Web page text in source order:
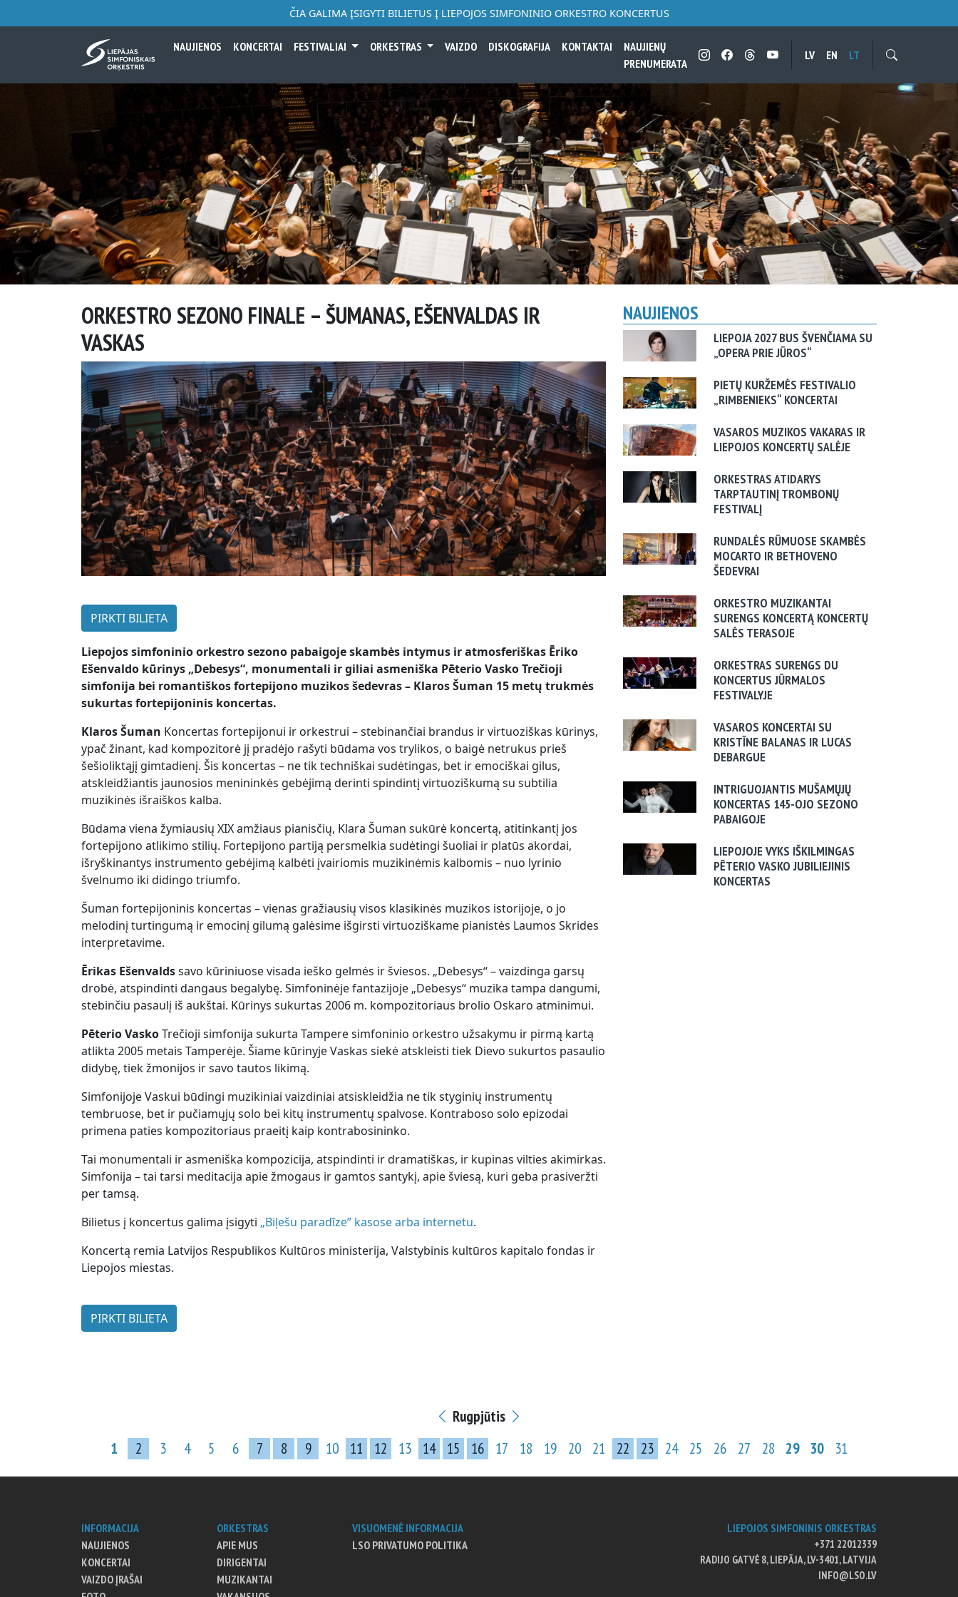
ČIA GALIMA ĮSIGYTI BILIETUS Į LIEPOJOS SIMFONINIO ORKESTRO KONCERTUS
NAUJIENOS KONCERTAI FESTIVALIAI ORKESTRAS VAIZDO DISKOGRAFIJA KONTAKTAI
NAUJIENŲ
PRENUMERATA
LV EN LT
ORKESTRO SEZONO FINALE – ŠUMANAS, EŠENVALDAS IR
VASKAS
PIRKTI BILIETA
Liepojos simfoninio orkestro sezono pabaigoje skambės intymus ir atmosferiškas Ēriko
Ešenvaldo kūrinys „Debesys“, monumentali ir giliai asmeniška Pēterio Vasko Trečioji
simfonija bei romantiškos fortepijono muzikos šedevras – Klaros Šuman 15 metų trukmės
sukurtas fortepijoninis koncertas.
Klaros Šuman Koncertas fortepijonui ir orkestrui – stebinančiai brandus ir virtuoziškas kūrinys,
ypač žinant, kad kompozitorė jį pradėjo rašyti būdama vos trylikos, o baigė netrukus prieš
šešioliktąjį gimtadienį. Šis koncertas – ne tik techniškai sudėtingas, bet ir emociškai gilus,
atskleidžiantis jaunosios menininkės gebėjimą derinti spindintį virtuoziškumą su subtilia
muzikinės išraiškos kalba.
Būdama viena žymiausių XIX amžiaus pianisčių, Klara Šuman sukūrė koncertą, atitinkantį jos
fortepijono atlikimo stilių. Fortepijono partiją persmelkia sudėtingi šuoliai ir platūs akordai,
išryškinantys instrumento gebėjimą kalbėti įvairiomis muzikinėmis kalbomis – nuo lyrinio
švelnumo iki didingo triumfo.
Šuman fortepijoninis koncertas – vienas gražiausių visos klasikinės muzikos istorijoje, o jo
melodinį turtingumą ir emocinį gilumą galėsime išgirsti virtuoziškame pianistės Laumos Skrides
interpretavime.
Ērikas Ešenvaldssavo kūriniuose visada ieško gelmės ir šviesos. „Debesys“ – vaizdinga garsų
drobė, atspindinti dangaus begalybę. Simfoninėje fantazijoje „Debesys“ muzika tampa dangumi,
stebinčiu pasaulį iš aukštai. Kūrinys sukurtas 2006 m. kompozitoriaus brolio Oskaro atminimui.
Pēterio VaskoTrečioji simfonija sukurta Tampere simfoninio orkestro užsakymu ir pirmą kartą
atlikta 2005 metais Tamperėje. Šiame kūrinyje Vaskas siekė atskleisti tiek Dievo sukurtos pasaulio
didybę, tiek žmonijos ir savo tautos likimą.
Simfonijoje Vaskui būdingi muzikiniai vaizdiniai atsiskleidžia ne tik styginių instrumentų
tembruose, bet ir pučiamųjų solo bei kitų instrumentų spalvose. Kontraboso solo epizodai
primena paties kompozitoriaus praeitį kaip kontrabosininko.
Tai monumentali ir asmeniška kompozicija, atspindinti ir dramatiškas, ir kupinas vilties akimirkas.
Simfonija – tai tarsi meditacija apie žmogaus ir gamtos santykį, apie šviesą, kuri geba prasiveržti
per tamsą.
Bilietus į koncertus galima įsigyti „Biļešu paradīze” kasose arba internetu.
Koncertą remia Latvijos Respublikos Kultūros ministerija, Valstybinis kultūros kapitalo fondas ir
Liepojos miestas.
PIRKTI BILIETA
NAUJIENOS
LIEPOJA 2027 BUS ŠVENČIAMA SU
„OPERA PRIE JŪROS“
PIETŲ KURŽEMĖS FESTIVALIO
„RIMBENIEKS“ KONCERTAI
VASAROS MUZIKOS VAKARAS IR
LIEPOJOS KONCERTŲ SALĖJE
ORKESTRAS ATIDARYS
TARPTAUTINĮ TROMBONŲ
FESTIVALĮ
RUNDALĖS RŪMUOSE SKAMBĖS
MOCARTO IR BETHOVENO
ŠEDEVRAI
ORKESTRO MUZIKANTAI
SURENGS KONCERTĄ KONCERTŲ
SALĖS TERASOJE
ORKESTRAS SURENGS DU
KONCERTUS JŪRMALOS
FESTIVALYJE
VASAROS KONCERTAI SU
KRISTĪNE BALANAS IR LUCAS
DEBARGUE
INTRIGUOJANTIS MUŠAMŲJŲ
KONCERTAS 145-OJO SEZONO
PABAIGOJE
LIEPOJOJE VYKS IŠKILMINGAS
PĒTERIO VASKO JUBILIEJINIS
KONCERTAS
Rugpjūtis
1
2 3 4 5 6 7 8 9 10 11 12 13 14 15 16 17 18 19 20 21 22 23 24 25 26 27 28 29 30 31
INFORMACIJA
NAUJIENOS
KONCERTAI
VAIZDO ĮRAŠAI
ORKESTRAS
APIE MUS
DIRIGENTAI
MUZIKANTAI
VISUOMENĖ INFORMACIJA
LSO PRIVATUMO POLITIKA
LIEPOJOS SIMFONINIS ORKESTRAS
+371 22012339
RADIJO GATVĖ 8, LIEPĀJA, LV-3401, LATVIJA
INFO@LSO.LV